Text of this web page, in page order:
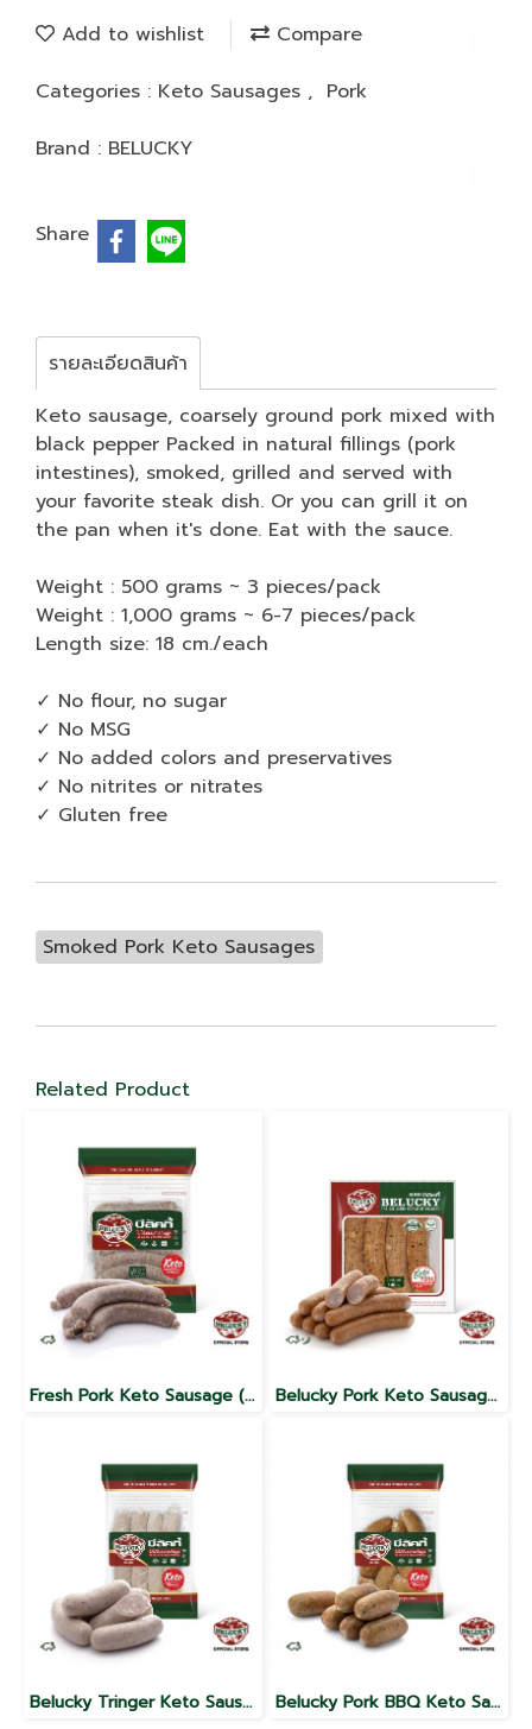
Add to wishlist
Compare
Categories : Keto Sausages , Pork
Brand : BELUCKY
Share
รายละเอียดสินค้า
Keto sausage, coarsely ground pork mixed with
black pepper Packed in natural fillings (pork
intestines), smoked, grilled and served with
your favorite steak dish. Or you can grill it on
the pan when it's done. Eat with the sauce.
Weight : 500 grams ~ 3 pieces/pack
Weight : 1,000 grams ~ 6-7 pieces/pack
Length size: 18 cm./each
✓ No flour, no sugar
✓ No MSG
✓ No added colors and preservatives
✓ No nitrites or nitrates
✓ Gluten free
Smoked Pork Keto Sausages
Related Product
Fresh Pork Keto Sausage (1,000g) Belucky Pork Keto Sausage No.12 (140g / 1,000g )
Belucky Tringer Keto Sausage ไส้กรอกคีโต ทริงเจอร์ ( 500g / 1,000g ) Belucky Pork BBQ Keto Sausages ไส้กรอกคีโต พอร์คบาร์บีคิว ( 500g / 1,000g )